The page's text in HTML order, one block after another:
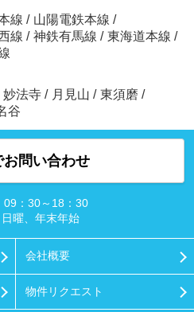
線 / 山陽電鉄本線 /
線 / 神鉄有馬線 / 東海道本線 /
妙法寺 / 月見山 / 東須磨 /
谷
お問い合わせ
09：30～18：30
日曜、年末年始
会社概要
物件リクエスト